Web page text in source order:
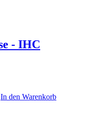
- IHC
In den Warenkorb